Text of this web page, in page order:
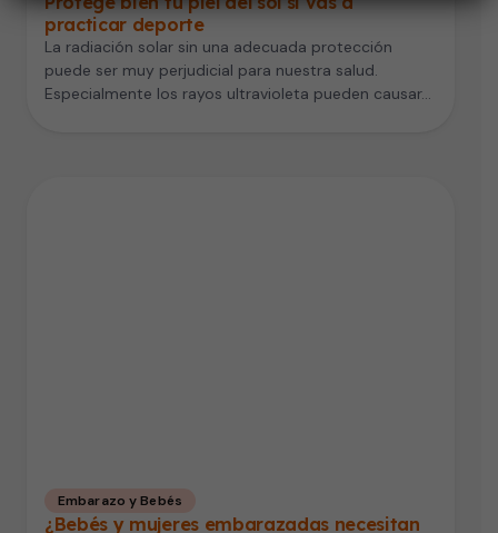
practicar deporte
La radiación solar sin una adecuada protección
puede ser muy perjudicial para nuestra salud.
Especialmente los rayos ultravioleta pueden causar…
Embarazo y Bebés
¿Bebés y mujeres embarazadas necesitan